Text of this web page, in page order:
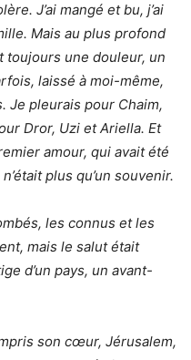
J’ai mangé et bu, j’ai
Mais au plus profond
toujours une douleur, un
laissé à moi-même,
Je pleurais pour Chaim,
Dror, Uzi et Ariella. Et
amour, qui avait été
plus qu’un souvenir.
les connus et les
mais le salut était
d’un pays, un avant-
son cœur, Jérusalem,